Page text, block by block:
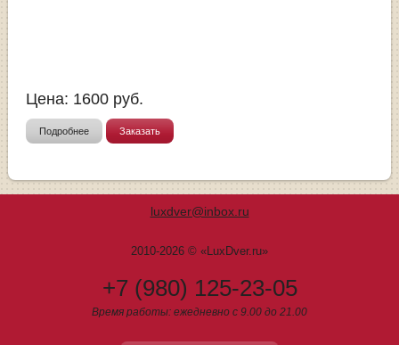
Цена: 1600 руб.
Подробнее Заказать
luxdver@inbox.ru
2010-2026 © «LuxDver.ru»
+7 (980) 125-23-05
Время работы: ежедневно с 9.00 до 21.00